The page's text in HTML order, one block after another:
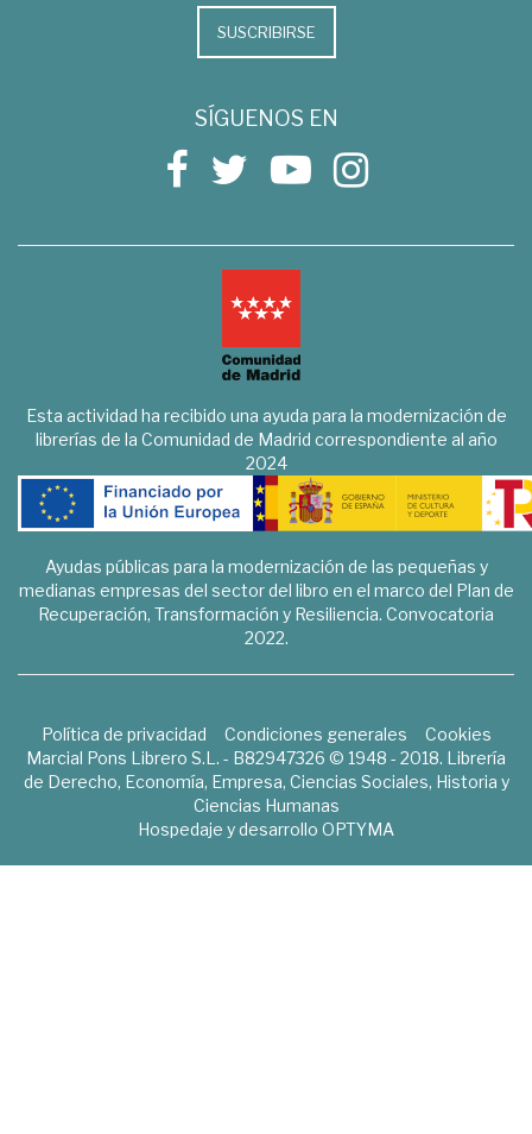
SUSCRIBIRSE
SÍGUENOS EN
Esta actividad ha recibido una ayuda para la modernización de
librerías de la Comunidad de Madrid correspondiente al año
2024
Ayudas públicas para la modernización de las pequeñas y
medianas empresas del sector del libro en el marco del Plan de
Recuperación, Transformación y Resiliencia. Convocatoria
2022.
Política de privacidad Condiciones generales
Cookies
Marcial Pons Librero S.L. - B82947326 © 1948 - 2018. Librería
de Derecho, Economía, Empresa, Ciencias Sociales, Historia y
Ciencias Humanas
Hospedaje y desarrollo OPTYMA